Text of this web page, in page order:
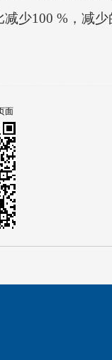
少100 %，减少
面